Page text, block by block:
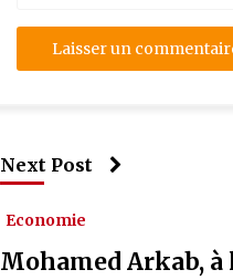
Next Post
Economie
Mohamed Arkab,